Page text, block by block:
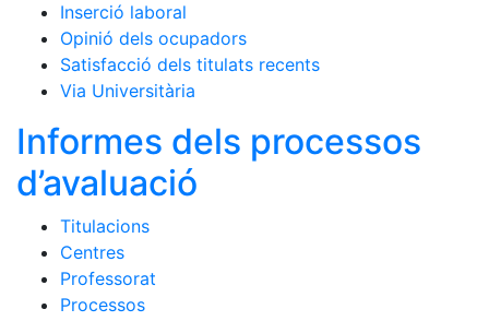
Inserció laboral
Opinió dels ocupadors
Satisfacció dels titulats recents
Via Universitària
Informes dels processos
d’avaluació
Titulacions
Centres
Professorat
Processos